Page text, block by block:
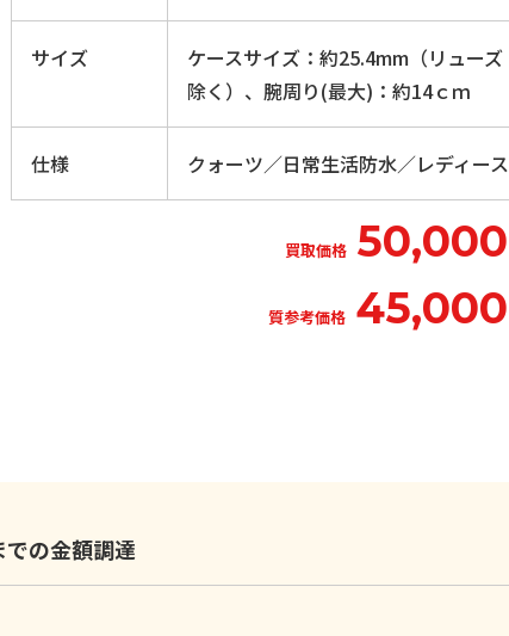
サイズ
ケースサイズ：約25.4mm（リューズ
除く）、腕周り(最大)：約14ｃｍ
仕様 クォーツ／日常生活防水／レディース
買取価格 50,000
質参考価格 45,000
の金額調達